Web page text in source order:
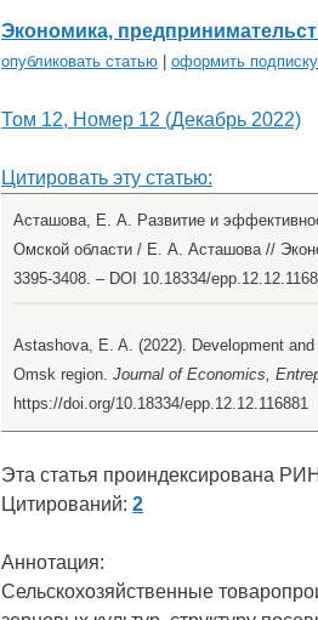
Экономика,
опубликовать статью оформить подписку
Том 12, Номер 12 (Декабрь 2022)
Цитировать эту статью:
Асташова, Е. А. Развитие и
Омской области / Е. А. Асташова //
3395-3408. – DOI 10.18334/
Astashova, E. A. (2022). Development
Omsk region. Journal of Economics,
https://doi.org/10.18334/epp.12.12.116881
Эта статья проиндексирована
Цитирований: 2
Аннотация:
Сельскохозяйственные